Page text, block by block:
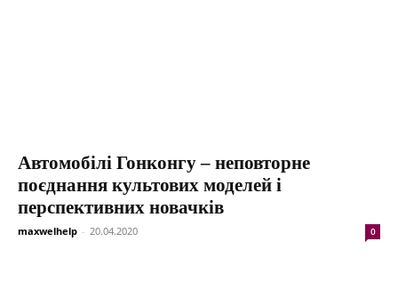
Автомобілі Гонконгу – неповторне
поєднання культових моделей і
перспективних новачків
maxwelhelp - 20.04.2020 0